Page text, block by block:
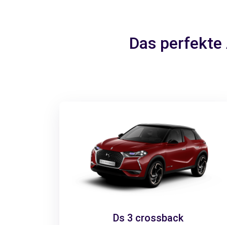
Das perfekte
Ds 3 crossback